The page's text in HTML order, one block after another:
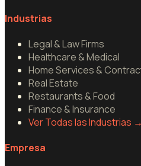
Industrias
Legal & Law Firms
Healthcare & Medical
Home Services &
Real Estate
Restaurants & Food
Finance & Insurance
Ver Todas las Industrias →
Empresa